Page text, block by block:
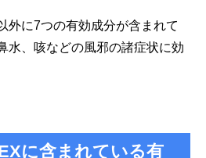
外に7つの有効成分が含まれて
水、咳などの風邪の諸症状に効
に含まれている有